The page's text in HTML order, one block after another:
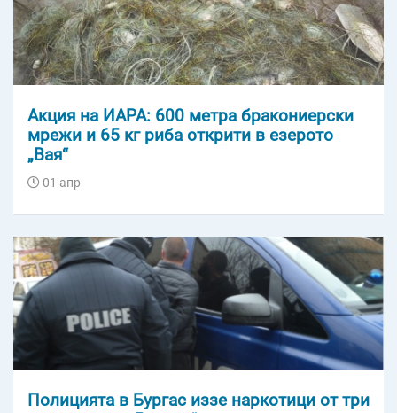
Акция на ИАРА: 600 метра бракониерски
мрежи и 65 кг риба открити в езерото
„Вая“
01 апр
Полицията в Бургас иззе наркотици от три